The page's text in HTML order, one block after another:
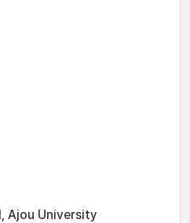
Ajou University